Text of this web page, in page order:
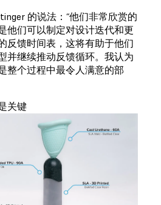
的说法：“他们非常欣赏的
他们可以制定对设计迭代和更
反馈时间表，这将有助于他们
并继续推动反馈循环。我认为
整个过程中最令人满意的部
关键